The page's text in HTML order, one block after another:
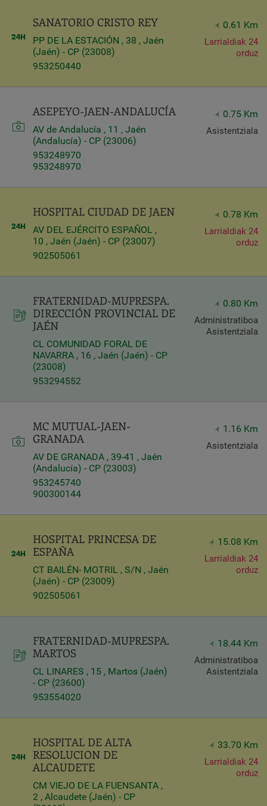
Search
Apply
SANATORIO CRISTO REY
PP DE LA ESTACIÓN , 38 , Jaén
(Jaén) - CP (23008)
953250440
0.61 Km
Larrialdiak 24
orduz
ASEPEYO-JAEN-ANDALUCÍA
AV de Andalucía , 11 , Jaén
(Andalucía) - CP (23006)
953248970
953248970
0.75 Km
Asistentziala
HOSPITAL CIUDAD DE JAEN
AV DEL EJÉRCITO ESPAÑOL ,
10 , Jaén (Jaén) - CP (23007)
902505061
0.78 Km
Larrialdiak 24
orduz
FRATERNIDAD-MUPRESPA.
DIRECCIÓN PROVINCIAL DE
JAÉN
CL COMUNIDAD FORAL DE
NAVARRA , 16 , Jaén (Jaén) - CP
(23008)
953294552
0.80 Km
Administratiboa
Asistentziala
MC MUTUAL-JAEN-
GRANADA
AV DE GRANADA , 39-41 , Jaén
(Andalucía) - CP (23003)
953245740
900300144
1.16 Km
Asistentziala
HOSPITAL PRINCESA DE
ESPAÑA
CT BAILÉN- MOTRIL , S/N , Jaén
(Jaén) - CP (23009)
902505061
15.08 Km
Larrialdiak 24
orduz
FRATERNIDAD-MUPRESPA.
MARTOS
CL LINARES , 15 , Martos (Jaén)
- CP (23600)
953554020
18.44 Km
Administratiboa
Asistentziala
HOSPITAL DE ALTA
RESOLUCION DE
ALCAUDETE
CM VIEJO DE LA FUENSANTA ,
2 , Alcaudete (Jaén) - CP
33.70 Km
Larrialdiak 24
orduz